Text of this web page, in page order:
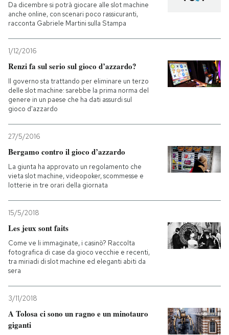
I MIEI PREFERITI
SHOP
CALENDARIO
AREA PERSONALE
Entra
Da dicembre si potrà giocare alle slot machine
anche online, con scenari poco rassicuranti,
racconta Gabriele Martini sulla Stampa
1/12/2016
Renzi fa sul serio sul gioco d’azzardo?
Il governo sta trattando per eliminare un terzo
delle slot machine: sarebbe la prima norma del
genere in un paese che ha dati assurdi sul
gioco d'azzardo
27/5/2016
Bergamo contro il gioco d’azzardo
La giunta ha approvato un regolamento che
vieta slot machine, videopoker, scommesse e
lotterie in tre orari della giornata
15/5/2018
Les jeux sont faits
Come ve li immaginate, i casinò? Raccolta
fotografica di case da gioco vecchie e recenti,
tra miriadi di slot machine ed eleganti abiti da
sera
3/11/2018
A Tolosa ci sono un ragno e un minotauro
giganti